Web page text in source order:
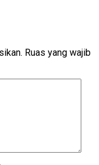
Ruas yang wajib